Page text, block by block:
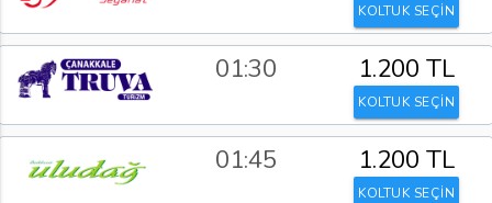
KOLTUK SEÇİN
01:30 1.200 TL
KOLTUK SEÇİN
01:45 1.200 TL
KOLTUK SEÇİN